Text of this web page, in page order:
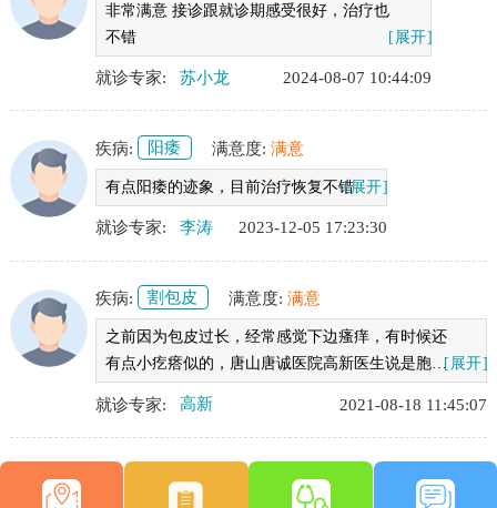
非常满意 接诊跟就诊期感受很好，治疗也
不错
[展开]
就诊专家: 苏小龙 2024-08-07 10:44:09
疾病: 阳痿 满意度: 满意
有点阳痿的迹象，目前治疗恢复不错[展开]
就诊专家: 李涛 2023-12-05 17:23:30
疾病: 割包皮 满意度: 满意
之前因为包皮过长，经常感觉下边瘙痒，有时候还
有点小疙瘩似的，唐山唐诚医院高新医生说是胞皮
快，恢复的也快。
[展开]
就诊专家: 高新 2021-08-18 11:45:07